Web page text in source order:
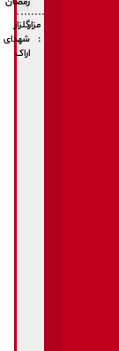
مزار
:
گلزار
شهدای
اراک